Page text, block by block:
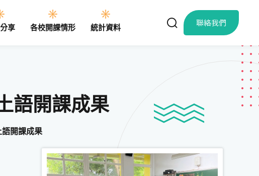
享 各校開課情形 統計資料 聯絡我們
語開課成果
開課成果